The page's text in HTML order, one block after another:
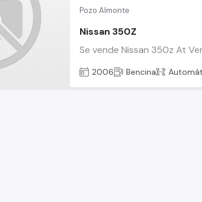
Pozo Almonte
Nissan 350Z
Se vende Nissan 350z At
2006 Bencina